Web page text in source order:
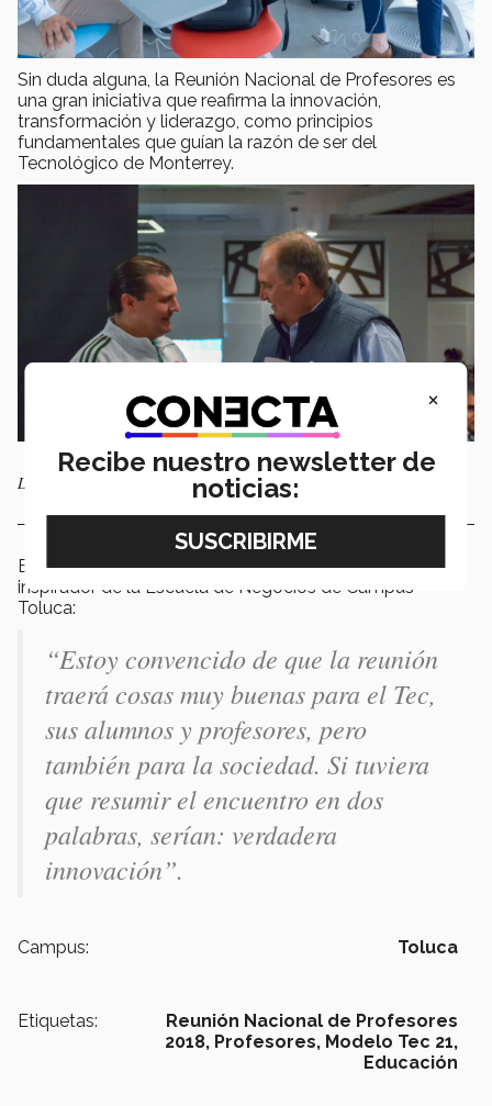
Sin duda alguna, la Reunión Nacional de Profesores es
una gran iniciativa que reafirma la innovación,
transformación y liderazgo, como principios
fundamentales que guían la razón de ser del
Tecnológico de Monterrey.
Luis Gerardo González y Javier Quezada Andrade
En palabras de Luis Gerardo González López, profesor
inspirador de la Escuela de Negocios de Campus
Toluca:
“Estoy convencido de que la reunión
traerá cosas muy buenas para el Tec,
sus alumnos y profesores, pero
también para la sociedad. Si tuviera
que resumir el encuentro en dos
palabras, serían: verdadera
innovación”.
Campus: Toluca
Etiquetas:
Reunión Nacional de Profesores
2018, Profesores, Modelo Tec 21,
Educación
×
Recibe nuestro newsletter de
noticias: